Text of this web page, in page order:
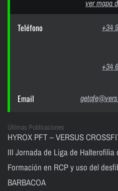
ver mapa
Teléfono +34
+34
Email
Últimas Publicaciones
HYROX PFT – VERSUS
III Jornada de Liga de Halterofilia
Formación en RCP y uso del
BARBACOA